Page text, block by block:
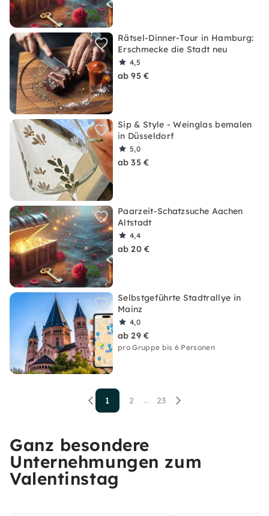
Rätsel-Dinner-Tour in Hamburg:
Erschmecke die Stadt neu
4,5
ab 95 €
Sip & Style - Weinglas bemalen
in Düsseldorf
5,0
ab 35 €
Paarzeit-Schatzsuche Aachen
Altstadt
4,4
ab 20 €
Selbstgeführte Stadtrallye in
Mainz
4,0
ab 29 €
pro Gruppe bis 6 Personen
1 2 ... 23
Ganz besondere
Unternehmungen zum
Valentinstag